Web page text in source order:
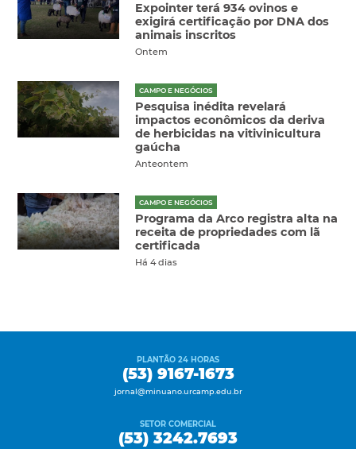
Expointer terá 934 ovinos e
exigirá certificação por DNA dos
animais inscritos
Ontem
CAMPO E NEGÓCIOS
Pesquisa inédita revelará
impactos econômicos da deriva
de herbicidas na vitivinicultura
gaúcha
Anteontem
CAMPO E NEGÓCIOS
Programa da Arco registra alta na
receita de propriedades com lã
certificada
Há 4 dias
PLANTÃO 24 HORAS
(53) 9167-1673
jornal@minuano.urcamp.edu.br
SETOR COMERCIAL
(53) 3242.7693